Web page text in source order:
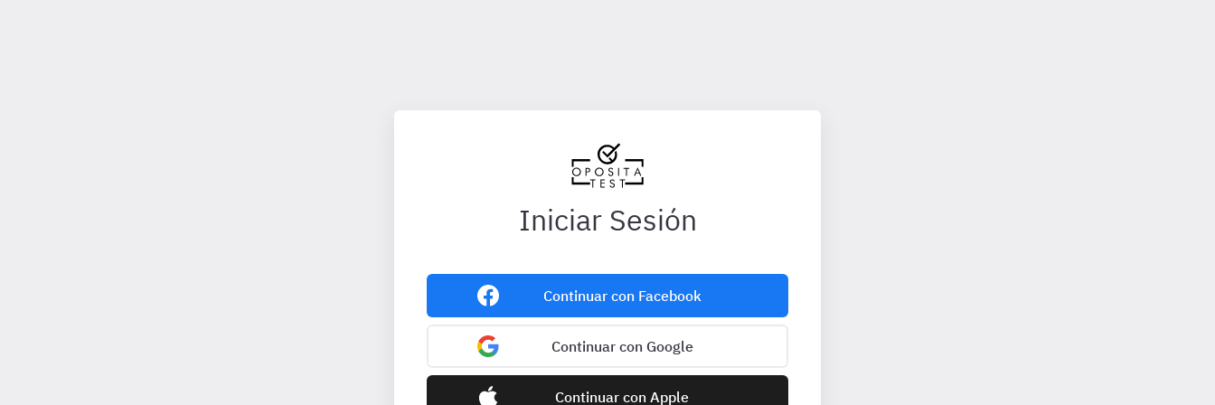
Iniciar Sesión
Continuar con Facebook
Continuar con Google
Continuar con Apple